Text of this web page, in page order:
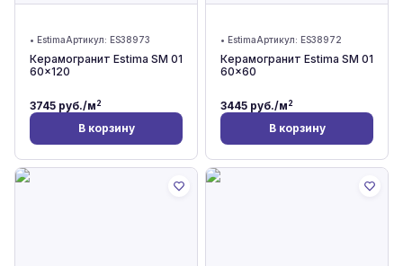
• EstimaАртикул: ES38973
Керамогранит Estima SM 01
60x120
3745 руб./м2
В корзину
• EstimaАртикул: ES38972
Керамогранит Estima SM 01
60x60
3445 руб./м2
В корзину